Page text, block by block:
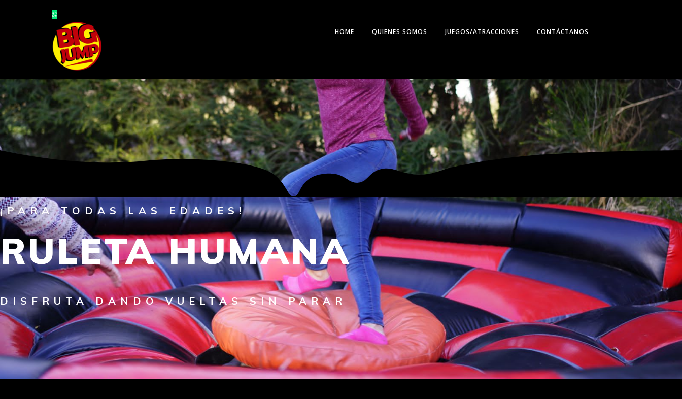
HOME QUIENES SOMOS JUEGOS/ATRACCIONES CONTÁCTANOS
¡PARA TODAS LAS EDADES!
RULETA HUMANA
DISFRUTA DANDO VUELTAS SIN PARAR